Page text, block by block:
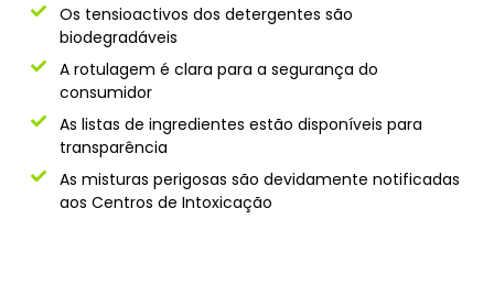
Os tensioactivos dos detergentes são
biodegradáveis
A rotulagem é clara para a segurança do
consumidor
As listas de ingredientes estão disponíveis para
transparência
As misturas perigosas são devidamente notificadas
aos Centros de Intoxicação